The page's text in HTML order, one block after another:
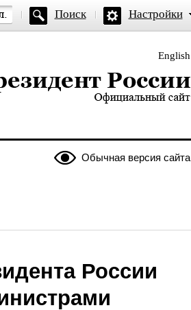
Поиск Настройки
English
— официальный сайт
Обычная версия сайта
России